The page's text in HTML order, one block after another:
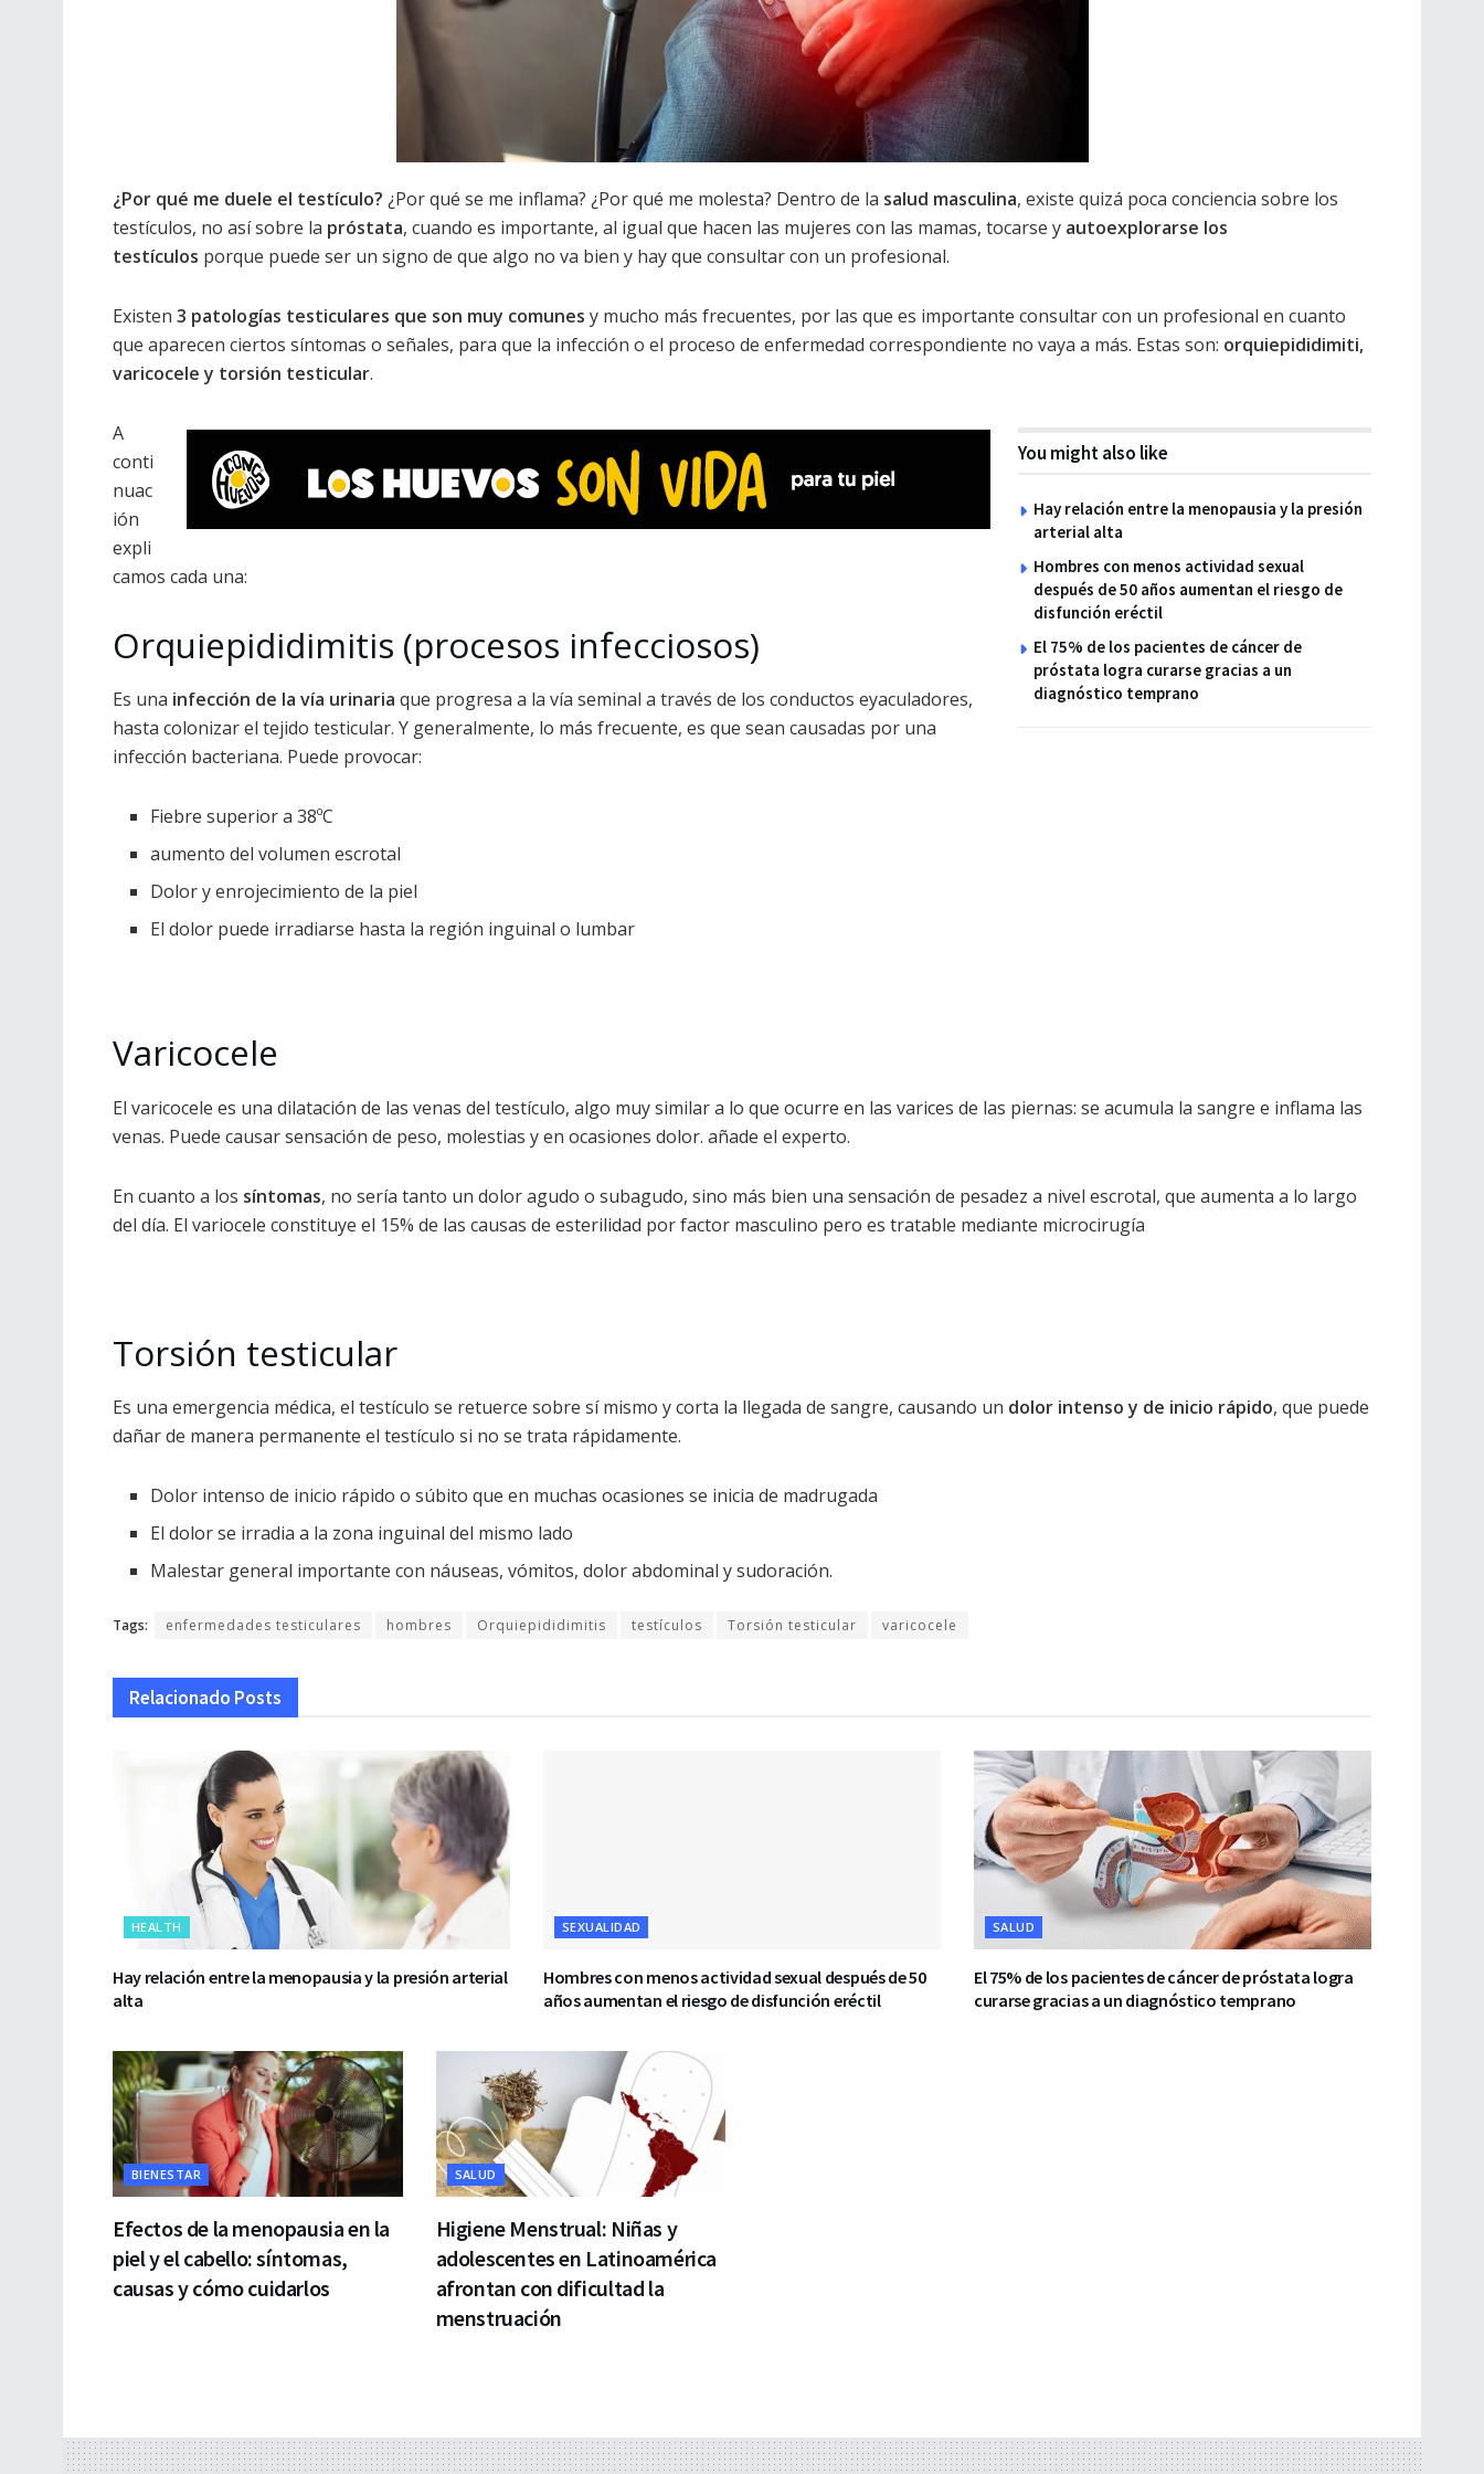
¿Por qué me duele el testículo? ¿Por qué se me inflama? ¿Por qué me molesta? Dentro de la salud masculina, existe quizá poca conciencia sobre los
testículos, no así sobre la próstata, cuando es importante, al igual que hacen las mujeres con las mamas, tocarse y autoexplorarse los
testículos porque puede ser un signo de que algo no va bien y hay que consultar con un profesional.
Existen 3 patologías testiculares que son muy comunes y mucho más frecuentes, por las que es importante consultar con un profesional en cuanto
que aparecen ciertos síntomas o señales, para que la infección o el proceso de enfermedad correspondiente no vaya a más. Estas son: orquiepididimiti,
varicocele y torsión testicular.
You might also like
Hay relación entre la menopausia y la presión
arterial alta
Hombres con menos actividad sexual
después de 50 años aumentan el riesgo de
disfunción eréctil
El 75% de los pacientes de cáncer de
próstata logra curarse gracias a un
diagnóstico temprano
A
conti
nuac
ión
expli
camos cada una:
Orquiepididimitis (procesos infecciosos)
Es una infección de la vía urinaria que progresa a la vía seminal a través de los conductos eyaculadores,
hasta colonizar el tejido testicular. Y generalmente, lo más frecuente, es que sean causadas por una
infección bacteriana. Puede provocar:
Fiebre superior a 38ºC
aumento del volumen escrotal
Dolor y enrojecimiento de la piel
El dolor puede irradiarse hasta la región inguinal o lumbar
Varicocele
El varicocele es una dilatación de las venas del testículo, algo muy similar a lo que ocurre en las varices de las piernas: se acumula la sangre e inflama las
venas. Puede causar sensación de peso, molestias y en ocasiones dolor. añade el experto.
En cuanto a los síntomas, no sería tanto un dolor agudo o subagudo, sino más bien una sensación de pesadez a nivel escrotal, que aumenta a lo largo
del día. El variocele constituye el 15% de las causas de esterilidad por factor masculino pero es tratable mediante microcirugía
Torsión testicular
Es una emergencia médica, el testículo se retuerce sobre sí mismo y corta la llegada de sangre, causando un dolor intenso y de inicio rápido, que puede
dañar de manera permanente el testículo si no se trata rápidamente.
Dolor intenso de inicio rápido o súbito que en muchas ocasiones se inicia de madrugada
El dolor se irradia a la zona inguinal del mismo lado
Malestar general importante con náuseas, vómitos, dolor abdominal y sudoración.
Tags: enfermedades testiculares hombres Orquiepididimitis testículos Torsión testicular varicocele
Relacionado Posts
HEALTH
Hay relación entre la menopausia y la presión arterial
alta
SEXUALIDAD
Hombres con menos actividad sexual después de 50
años aumentan el riesgo de disfunción eréctil
SALUD
El 75% de los pacientes de cáncer de próstata logra
curarse gracias a un diagnóstico temprano
BIENESTAR
Efectos de la menopausia en la
piel y el cabello: síntomas,
causas y cómo cuidarlos
SALUD
Higiene Menstrual: Niñas y
adolescentes en Latinoamérica
afrontan con dificultad la
menstruación